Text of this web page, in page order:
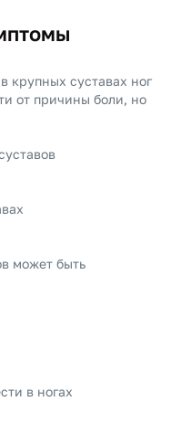
суставах ног
от причины боли, но
может быть
в ногах